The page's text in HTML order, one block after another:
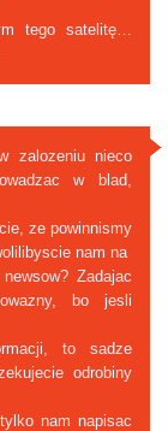
tego satelitę…
nieco
w blad,
ze powinnismy
nam na
Zadajac
bo jesli
to sadze
odrobiny
nam napisac